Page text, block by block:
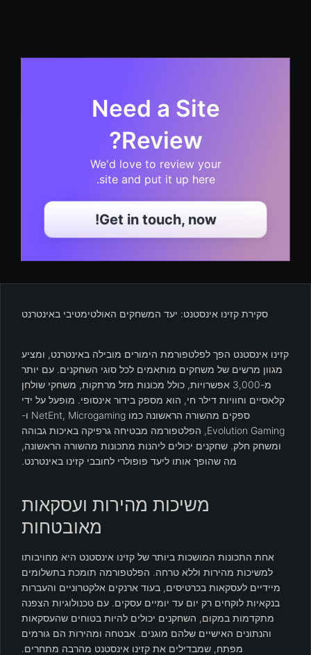
Need a Site
Review?
We'd love to review your
site and put it up here.
Get in touch, now!
סקירת קזינו אינסטנט: יעד המשחקים האולטימטיבי באינטרנט
קזינו אינסטנט הפך לפלטפורמת הימורים מובילה באינטרנט, ומציע
מגוון מרשים של משחקים מותאמים לכל סוגי השחקנים. עם יותר
מ-3,000 אפשרויות, כולל מכונות מזל מרתקות, משחקי שולחן
קלאסיים וחוויות דילר חי, הוא מספק בידור אינסופי. מופעל על ידי
ספקים מהשורה הראשונה כמו NetEnt, Microgaming ו-
Evolution Gaming, הפלטפורמה מבטיחה גרפיקה באיכות גבוהה
ומשחק חלק. שחקנים יכולים ליהנות מתכונות מהשורה הראשונה,
מה שהופך אותו ליעד פופולרי לחובבי קזינו באינטרנט.
משיכות מהירות ועסקאות
מאובטחות
אחת התכונות המושכות ביותר של קזינו אינסטנט היא מחויבותו
למשיכות מהירות וללא טרחה. הפלטפורמה תומכת בתשלומים
מיידיים לעסקאות בכרטיסים, בעוד ארנקים אלקטרוניים והעברות
בנקאיות לוקחים רק יום עד יומיים עסקים. עם טכנולוגיות הצפנה
מתקדמות במקום, השחקנים יכולים להיות בטוחים שהעסקאות
והנתונים האישיים שלהם מוגנים. אבטחה ומהירות הם גורמים
מפתח, שמבדילים את קזינו אינסטנט מהרבה מתחרים.